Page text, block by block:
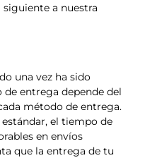
a nuestra
una vez ha sido
entrega depende del
método de entrega.
el tiempo de
en envíos
que la entrega de tu